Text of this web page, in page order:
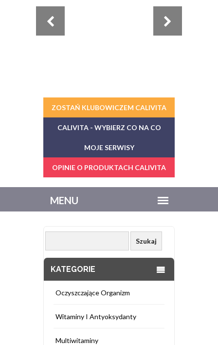
ZOSTAŃ KLUBOWICZEM CALIVITA
CALIVITA - WYBIERZ CO NA CO
MOJE SERWISY
OPINIE O PRODUKTACH CALIVITA
KATEGORIE
Oczyszczające Organizm
Witaminy I Antyoksydanty
Multiwitaminy